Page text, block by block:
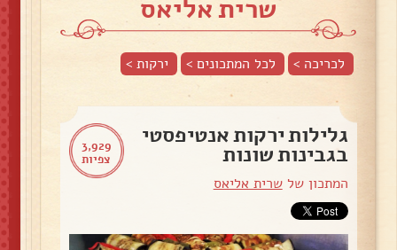
שרית אליאס
לכריכה > לכל המתכונים > ירקות>
3,929
צפיות
גלילות ירקות אנטיפסטי
בגבינות שונות
המתכון שלשרית אליאס